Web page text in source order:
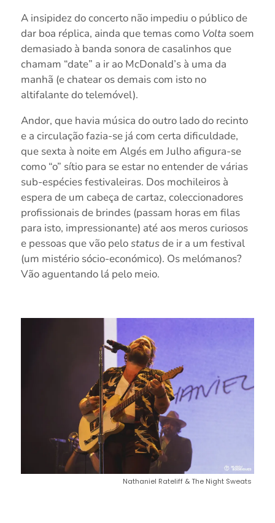
A insipidez do concerto não impediu o público de
dar boa réplica, ainda que temas como Volta soem
demasiado à banda sonora de casalinhos que
chamam “date” a ir ao McDonald’s à uma da
manhã (e chatear os demais com isto no
altifalante do telemóvel).
Andor, que havia música do outro lado do recinto
e a circulação fazia-se já com certa dificuldade,
que sexta à noite em Algés em Julho afigura-se
como “o” sítio para se estar no entender de várias
sub-espécies festivaleiras. Dos mochileiros à
espera de um cabeça de cartaz, coleccionadores
profissionais de brindes (passam horas em filas
para isto, impressionante) até aos meros curiosos
e pessoas que vão pelostatusde ir a um festival
(um mistério sócio-económico). Os melómanos?
Vão aguentando lá pelo meio.
Nathaniel Rateliff & The Night Sweats